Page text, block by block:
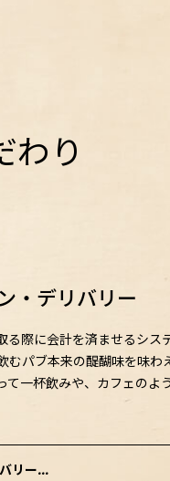
り
・デリバリー
る際に会計を済ませるシス
むパブ本来の醍醐味を味わ
て一杯飲みや、カフェのよ
リー...